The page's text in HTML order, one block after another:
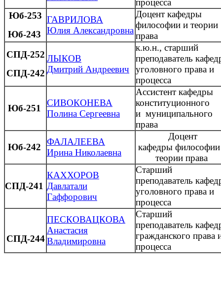
процесса
Юб-253
Юб-243
ГАВРИЛОВА
Юлия Александровна
Доцент кафедры
философии и теории
права
СПД-252
СПД-242
ЛЫКОВ
Дмитрий Андреевич
к.ю.н., старший
преподаватель
уголовного права и
процесса
Юб-251
СИВОКОНЕВА
Полина Сергеевна
Ассистент кафедры
конституционного
и муниципального
права
Юб-242
ФАЛАЛЕЕВА
Ирина Николаевна
Доцент
кафедры
теории права
СПД-241
КАХХОРОВ
Давлатали
Гаффорович
Старший
преподаватель
уголовного права и
процесса
СПД-244
ПЕСКОВАЦКОВА
Анастасия
Владимировна
Старший
преподаватель
гражданского права
процесса